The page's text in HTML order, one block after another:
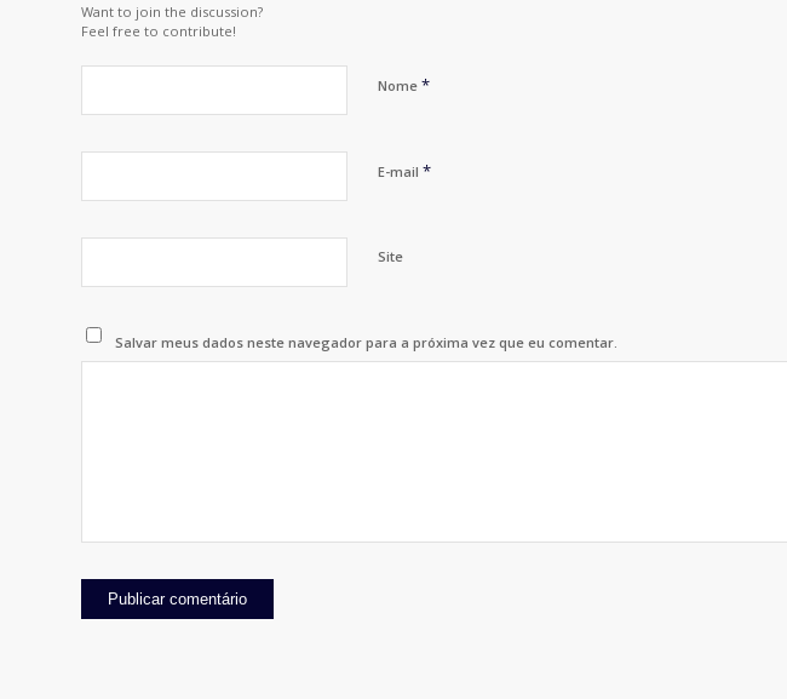
Want to join the discussion?
Feel free to contribute!
Nome *
E-mail *
Site
Salvar meus dados neste navegador para a próxima vez que eu comentar.